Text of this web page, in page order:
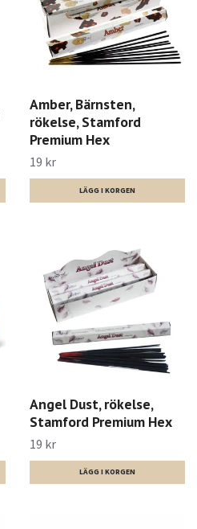
Amber, Bärnsten,
rökelse, Stamford
Premium Hex
19 kr
Angel Dust, rökelse,
Stamford Premium Hex
19 kr